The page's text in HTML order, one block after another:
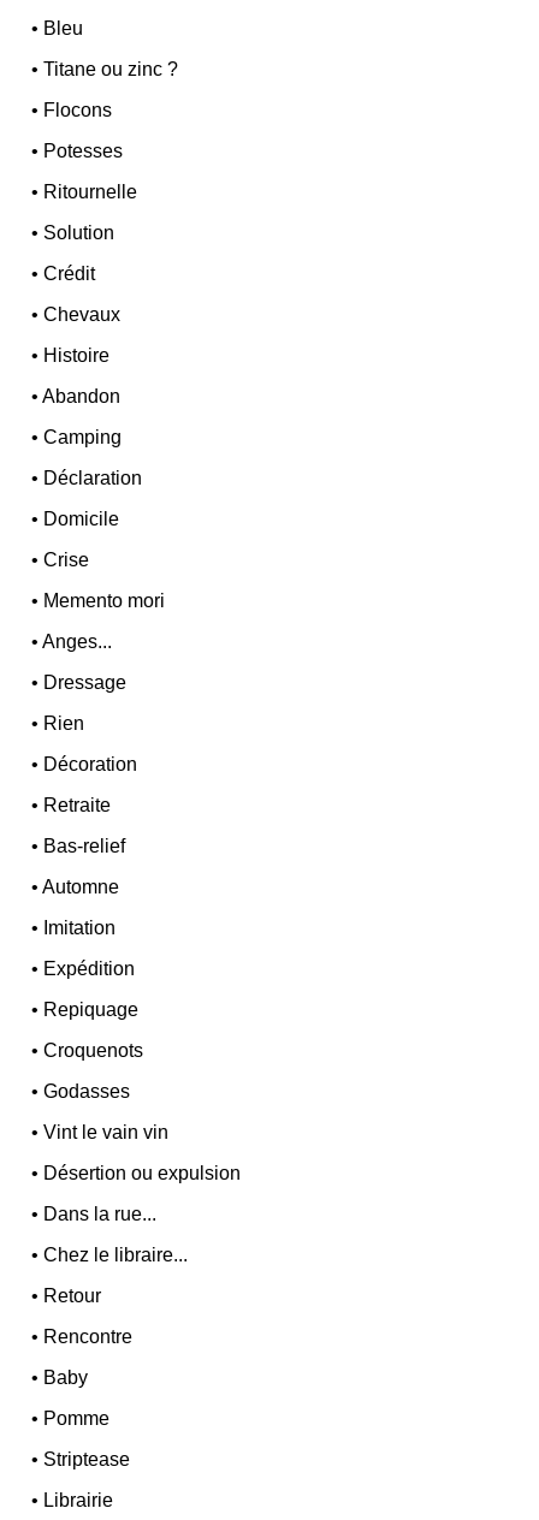
• Bleu
•Titane ou zinc ?
• Flocons
• Potesses
• Ritournelle
• Solution
•Crédit
•Chevaux
• Histoire
•Abandon
•Camping
• Déclaration
• Domicile
•Crise
• Memento mori
•Anges...
• Dressage
• Rien
• Décoration
• Retraite
• Bas-relief
•Automne
• Imitation
• Expédition
• Repiquage
•Croquenots
•Godasses
•Vint le vain vin
• Désertion ou expulsion
• Dans la rue...
•Chez le libraire...
• Retour
• Rencontre
• Baby
• Pomme
• Striptease
• Librairie